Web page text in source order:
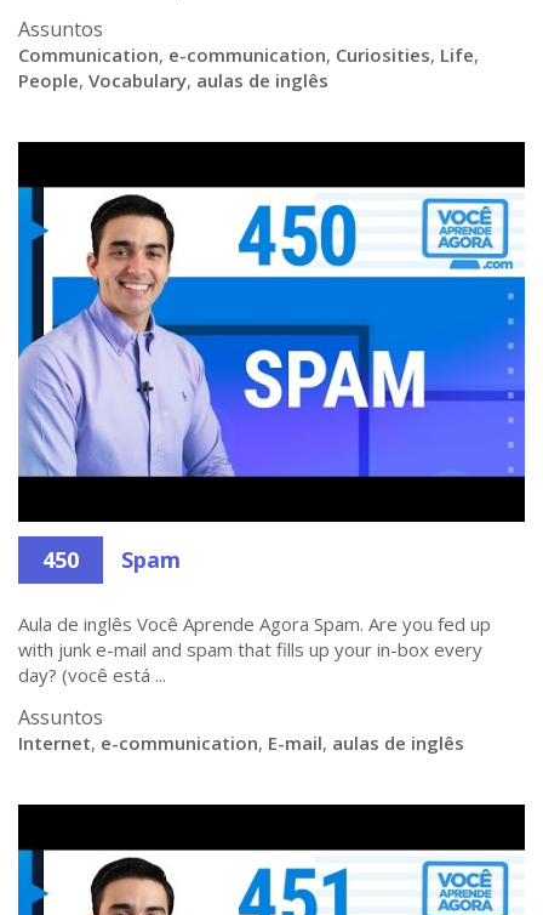
Assuntos
Communication, e-communication, Curiosities, Life,
People, Vocabulary, aulas de inglês
450 Spam
Aula de inglês Você Aprende Agora Spam. Are you fed up
with junk e-mail and spam that fills up your in-box every
day? (você está ...
Assuntos
Internet, e-communication, E-mail, aulas de inglês